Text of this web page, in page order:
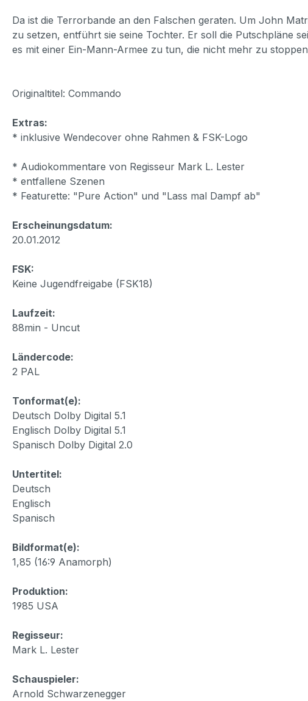
Da ist die Terrorbande an den Falschen geraten. Um John
zu setzen, entführt sie seine Tochter. Er soll die Putschpläne
es mit einer Ein-Mann-Armee zu tun, die nicht mehr zu
Originaltitel: Commando
Extras:
* inklusive Wendecover ohne Rahmen & FSK-Logo
* Audiokommentare von Regisseur Mark L. Lester
* entfallene Szenen
* Featurette: "Pure Action" und "Lass mal Dampf ab"
Erscheinungsdatum:
20.01.2012
FSK:
Keine Jugendfreigabe (FSK18)
Laufzeit:
88min - Uncut
Ländercode:
2 PAL
Tonformat(e):
Deutsch Dolby Digital 5.1
Englisch Dolby Digital 5.1
Spanisch Dolby Digital 2.0
Untertitel:
Deutsch
Englisch
Spanisch
Bildformat(e):
1,85 (16:9 Anamorph)
Produktion:
1985 USA
Regisseur:
Mark L. Lester
Schauspieler:
Arnold Schwarzenegger